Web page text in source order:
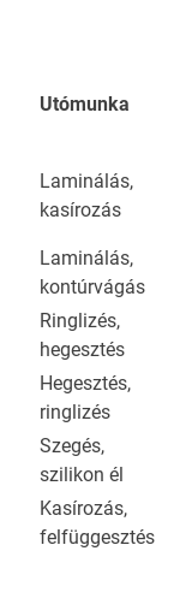
Utómunka
Laminálás,
kasírozás
Laminálás,
kontúrvágás
Ringlizés,
hegesztés
Hegesztés,
ringlizés
Szegés,
szilikon él
Kasírozás,
felfüggesztés